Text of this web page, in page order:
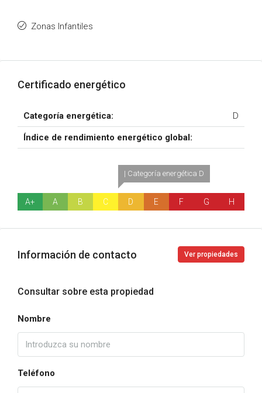
Zonas Infantiles
Certificado energético
Categoría energética: D
Índice de rendimiento energético global:
A+ A B C
| Categoría energética D
D E F G H
Información de contacto Ver propiedades
Consultar sobre esta propiedad
Nombre
Teléfono